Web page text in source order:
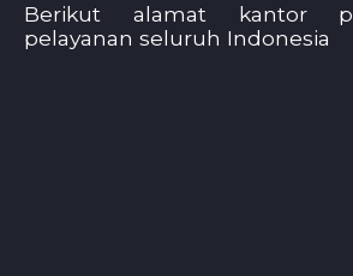
Berikut alamat kantor
pelayanan seluruh Indonesia